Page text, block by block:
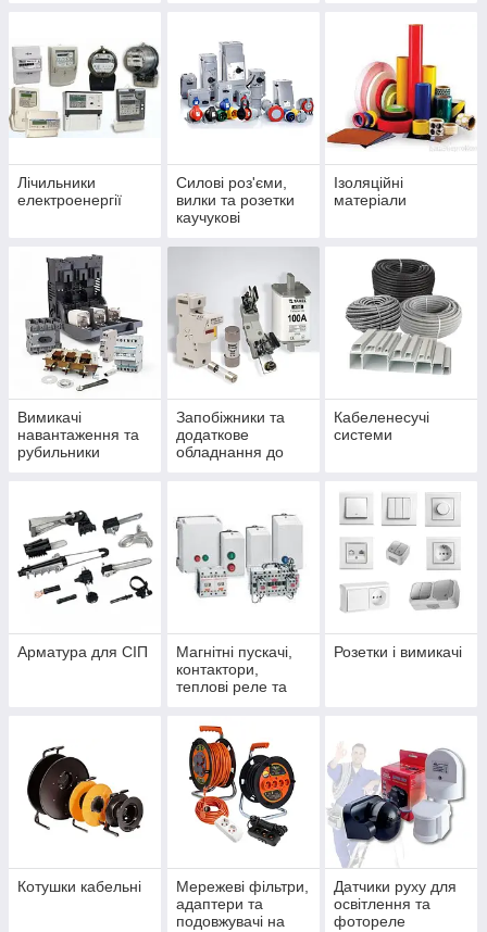
Лічильники
електроенергії
Силові роз'єми,
вилки та розетки
каучукові
Ізоляційні
матеріали
Вимикачі
навантаження та
рубильники
Запобіжники та
додаткове
обладнання до
Кабеленесучі
системи
Арматура для СІП
Магнітні пускачі,
контактори,
теплові реле та
Розетки і вимикачі
Котушки кабельні
Мережеві фільтри,
адаптери та
подовжувачі на
Датчики руху для
освітлення та
фотореле